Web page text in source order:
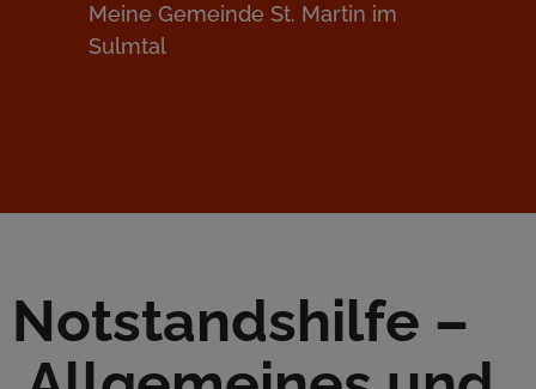
Meine Gemeinde St. Martin im
Sulmtal
Notstandshilfe –